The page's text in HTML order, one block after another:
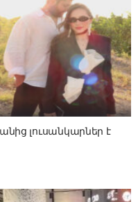
լուսանկարներ է